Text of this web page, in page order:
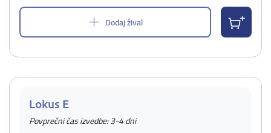
Dodaj žival
Lokus E
Povprečni čas izvedbe: 3-4 dni